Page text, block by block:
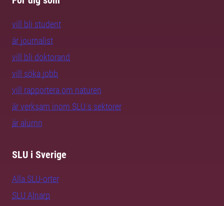
vill bli student
är journalist
vill bli doktorand
vill söka jobb
vill rapportera om naturen
är verksam inom SLU:s sektorer
är alumn
SLU i Sverige
Alla SLU-orter
SLU Alnarp